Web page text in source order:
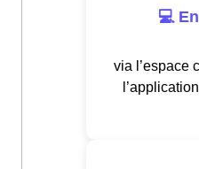
💻
via l’espace